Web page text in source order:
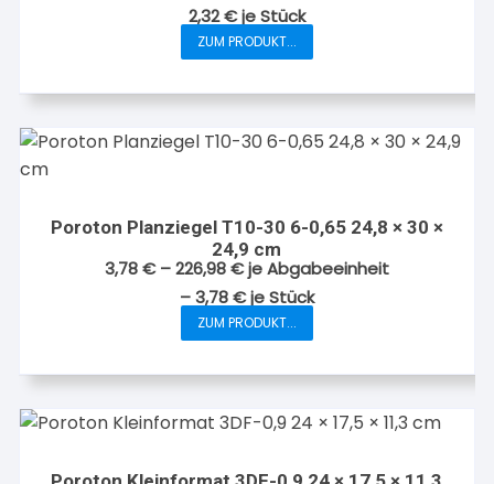
2,32€jeStück
ZUM PRODUKT...
Dieses
weist
mehrere
Optionen
können
auf
der
Produktseite
gewählt
Poroton Planziegel T10-30 6-0,65 24,8 × 30 ×
24,9 cm
3,78€–226,98€je Abgabeeinheit
–3,78€jeStück
ZUM PRODUKT...
Dieses
weist
mehrere